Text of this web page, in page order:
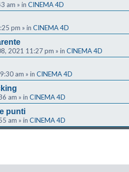
am » in CINEMA 4D
pm » in CINEMA 4D
2021 11:27 pm » in CINEMA 4D
am » in CINEMA 4D
am » in CINEMA 4D
punti
am » in CINEMA 4D